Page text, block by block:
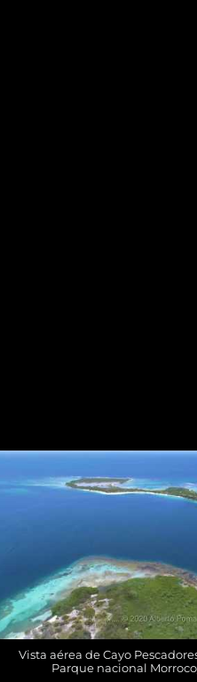
Vista aérea de Cayo
Parque nacional